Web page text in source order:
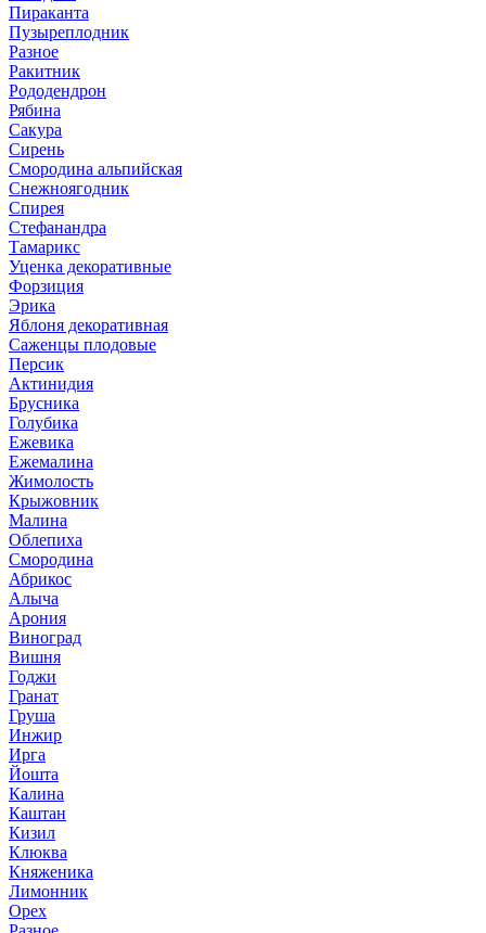
Пираканта
Пузыреплодник
Разное
Ракитник
Рододендрон
Рябина
Сакура
Сирень
Смородина альпийская
Снежноягодник
Спирея
Стефанандра
Тамарикс
Уценка декоративные
Форзиция
Эрика
Яблоня декоративная
Саженцы плодовые
Персик
Актинидия
Брусника
Голубика
Ежевика
Ежемалина
Жимолость
Крыжовник
Малина
Облепиха
Смородина
Абрикос
Алыча
Арония
Виноград
Вишня
Годжи
Гранат
Груша
Инжир
Ирга
Йошта
Калина
Каштан
Кизил
Клюква
Княженика
Лимонник
Орех